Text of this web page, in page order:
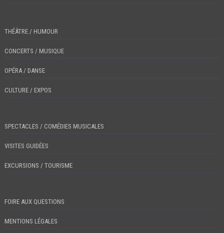
THÉÂTRE / HUMOUR
CONCERTS / MUSIQUE
OPÉRA / DANSE
CULTURE / EXPOS
SPECTACLES / COMÉDIES MUSICALES
VISITES GUIDÉES
EXCURSIONS / TOURISME
FOIRE AUX QUESTIONS
MENTIONS LÉGALES